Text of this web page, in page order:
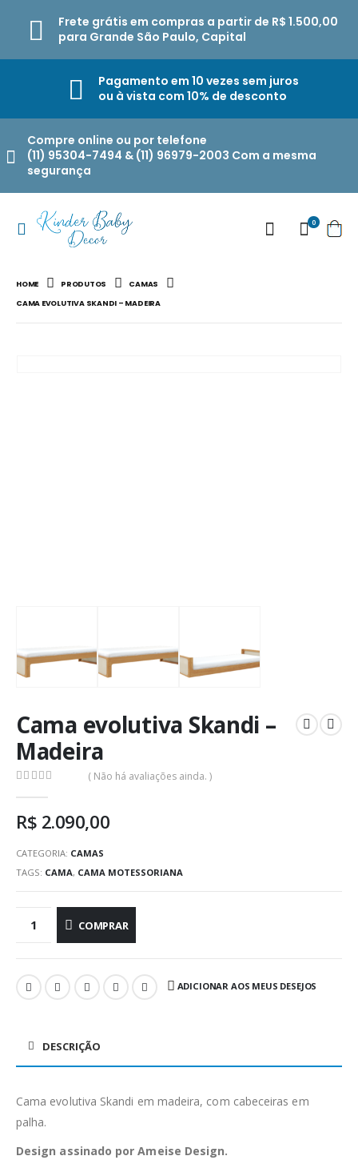
Frete grátis em compras a partir de R$ 1.500,00
para Grande São Paulo, Capital
Pagamento em 10 vezes sem juros
ou à vista com 10% de desconto
Compre online ou por telefone
(11) 95304-7494 & (11) 96979-2003 Com a mesma
segurança
0
HOME PRODUTOS
CAMAS
CAMA EVOLUTIVA SKANDI – MADEIRA
Cama evolutiva Skandi –
Madeira
( Não há avaliações ainda. )
R$ 2.090,00
CATEGORIA: CAMAS
TAGS: CAMA, CAMA MOTESSORIANA
COMPRAR
ADICIONAR AOS MEUS DESEJOS
DESCRIÇÃO
Cama evolutiva Skandi em madeira, com cabeceiras em
palha.
Design assinado por Ameise Design.